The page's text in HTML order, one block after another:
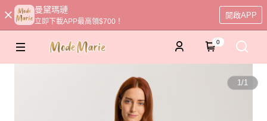
曼黛瑪璉
立即下載APP最高領$700！
開啟APP
0
1/1